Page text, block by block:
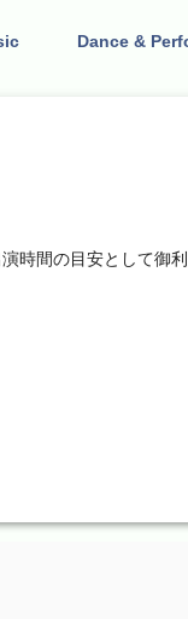
Dance &
時間の目安として御利